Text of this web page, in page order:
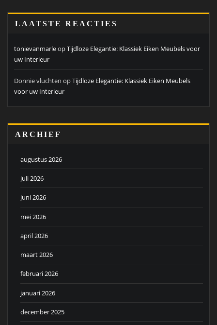
LAATSTE REACTIES
tonievanmarleopTijdloze Elegantie: Klassiek Eiken Meubels voor
uw Interieur
Donnie vluchten opTijdloze Elegantie: Klassiek Eiken Meubels
voor uw Interieur
ARCHIEF
augustus 2026
juli 2026
juni 2026
mei 2026
april 2026
maart 2026
februari 2026
januari 2026
december 2025